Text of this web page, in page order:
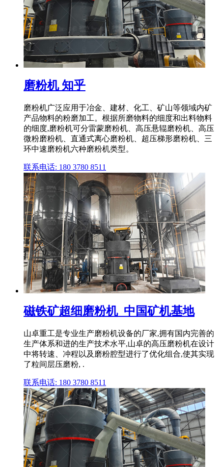
磨粉机 知乎
磨粉机广泛应用于冶金、建材、化工、矿山等领域内矿
产品物料的粉磨加工。根据所磨物料的细度和出料物料
的细度,磨粉机可分雷蒙磨粉机、高压悬辊磨粉机、高压
微粉磨粉机、直通式离心磨粉机、超压梯形磨粉机、三
环中速磨粉机六种磨粉机类型。
联系电话: 180 3780 8511
磁铁矿超细磨粉机_中国矿机基地
山卓重工是专业生产磨粉机设备的厂家,拥有国内完善的
生产体系和进的生产技术水平,山卓的高压磨粉机在设计
中将转速、冲程以及磨粉腔型进行了优化组合,使其实现
了粒间层压磨粉, .
联系电话: 180 3780 8511